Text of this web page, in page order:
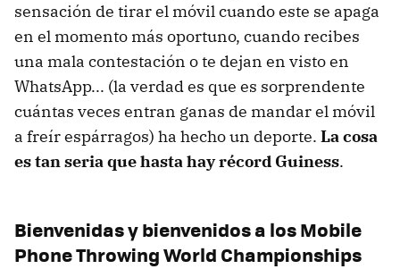
sensación de tirar el móvil cuando este se apaga
en el momento más oportuno, cuando recibes
una mala contestación o te dejan en visto en
WhatsApp... (la verdad es que es sorprendente
cuántas veces entran ganas de mandar el móvil
a freír espárragos) ha hecho un deporte. La cosa
es tan seria que hasta hay récord Guiness.
Bienvenidas y bienvenidos a los Mobile
Phone Throwing World Championships